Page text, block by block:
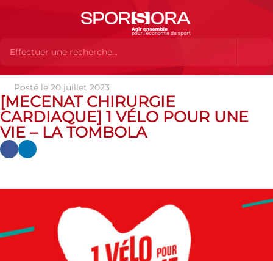
Actualités Actualités
[MECENAT CHIRURGIE CARDIAQUE] 1 vélo pour une vie – La Tombola
Posté le 20 juillet 2023
[MECENAT CHIRURGIE
CARDIAQUE] 1 VÉLO POUR UNE
VIE – LA TOMBOLA